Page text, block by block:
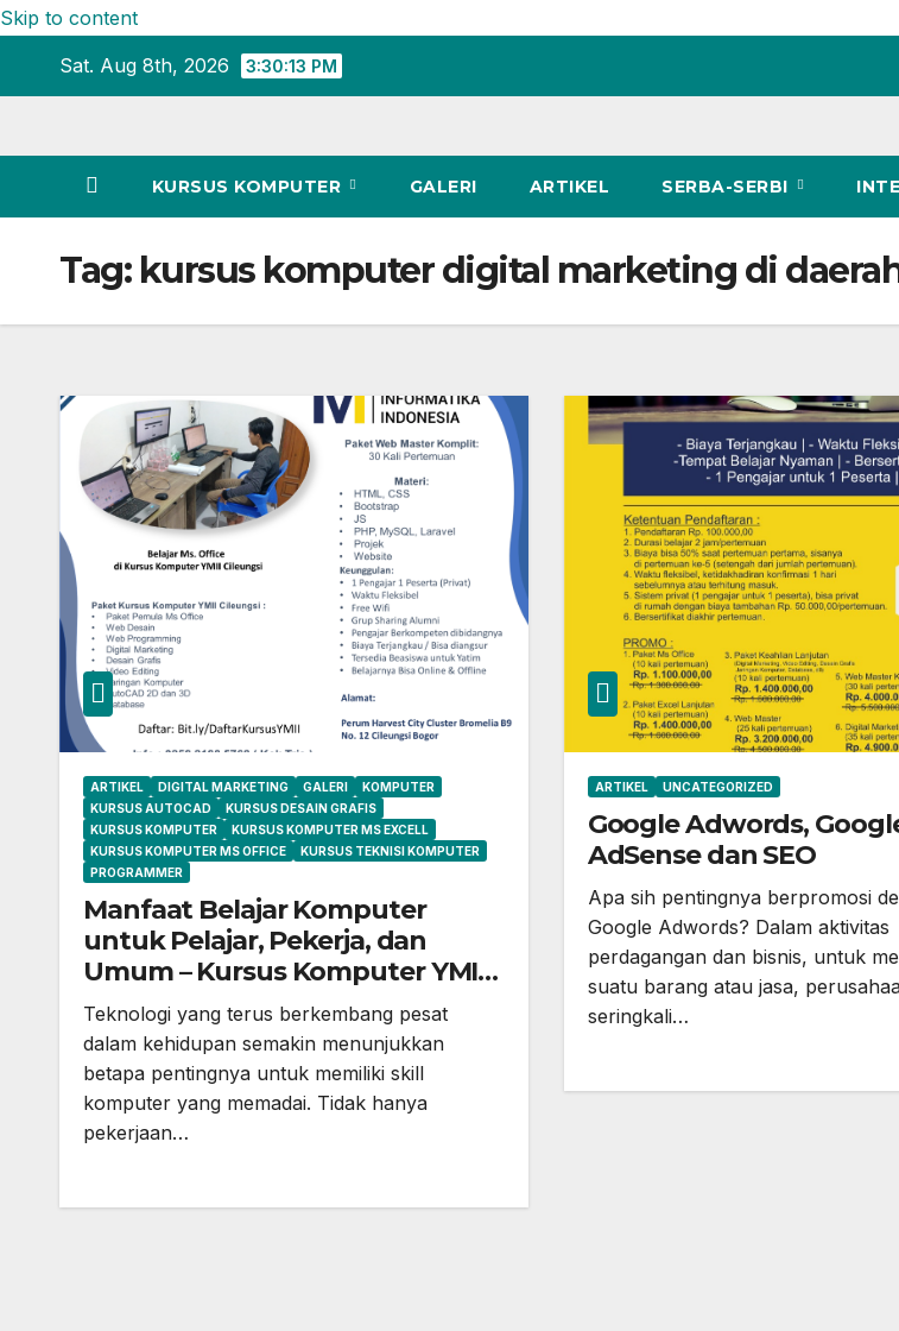
Skip to content
Sat. Aug 8th, 2026
3:30:13 PM
KURSUS KOMPUTER GALERI ARTIKEL SERBA-SERBI
Tag: kursus komputer digital marketing di
ARTIKEL DIGITAL MARKETING GALERI
KOMPUTER
KURSUS AUTOCAD
KURSUS DESAIN GRAFIS
KURSUS KOMPUTER
KURSUS KOMPUTER MS EXCELL
KURSUS KOMPUTER MS OFFICE
KURSUS TEKNISI KOMPUTER
PROGRAMMER
Manfaat Belajar Komputer
untuk Pelajar, Pekerja, dan
Umum – Kursus Komputer YMII
Cileungsi
Teknologi yang terus berkembang pesat
dalam kehidupan semakin menunjukkan
betapa pentingnya untuk memiliki skill
komputer yang memadai. Tidak hanya
pekerjaan…
ARTIKEL UNCATEGORIZED
Google Adwords,
AdSense dan SEO
Apa sih pentingnya berpromosi
Google Adwords? Dalam aktivitas
perdagangan dan bisnis, untuk
suatu barang atau jasa,
seringkali…